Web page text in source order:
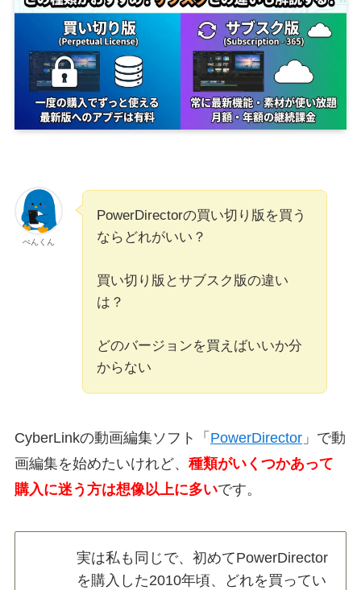
ぺんくん
PowerDirectorの買い切り版を買う
ならどれがいい？
買い切り版とサブスク版の違い
は？
どのバージョンを買えばいいか分
からない
CyberLinkの動画編集ソフト「 PowerDirector」で動
画編集を始めたいけれど、 種類がいくつかあって
購入に迷う方は想像以上に多いです。
実は私も同じで、初めてPowerDirector
を購入した2010年頃、どれを買ってい